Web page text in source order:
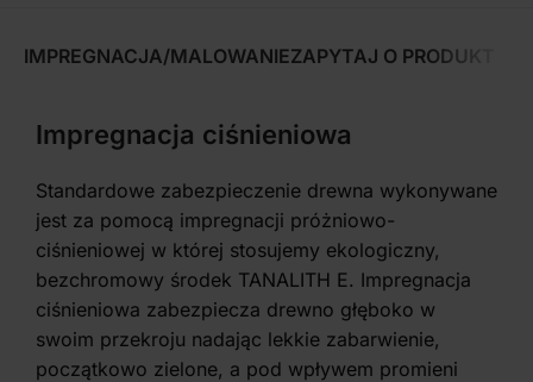
IMPREGNACJA/MALOWANIEZAPYTAJ O PRODUKT
Impregnacja ciśnieniowa
Standardowe zabezpieczenie drewna wykonywane
jest za pomocą impregnacji próżniowo-
ciśnieniowej w której stosujemy ekologiczny,
bezchromowy środek TANALITH E. Impregnacja
ciśnieniowa zabezpiecza drewno głęboko w
swoim przekroju nadając lekkie zabarwienie,
początkowo zielone, a pod wpływem promieni